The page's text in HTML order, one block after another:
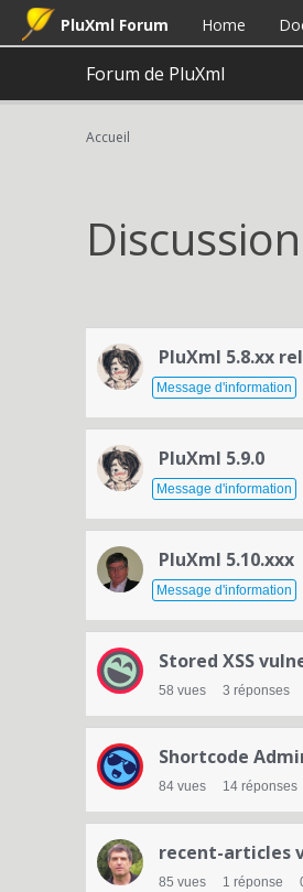
PluXml Forum Home
Forum de PluXml
Accueil
L
s
t
e
d
e
d
s
c
u
s
s
PluXml 5.8.xx
Message d'information
PluXml 5.9.0
Message d'information
PluXml 5.10.xxx
Message d'information
Stored XSS
58 vues 3 réponses
Shortcode
84 vues 14 réponses
recent-articles
85 vues 1 réponse